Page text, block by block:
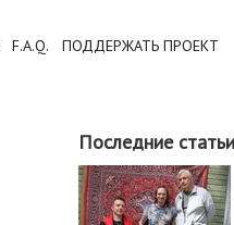
F.A.Q. ПОДДЕРЖАТЬ ПРОЕКТ
Последние статьи